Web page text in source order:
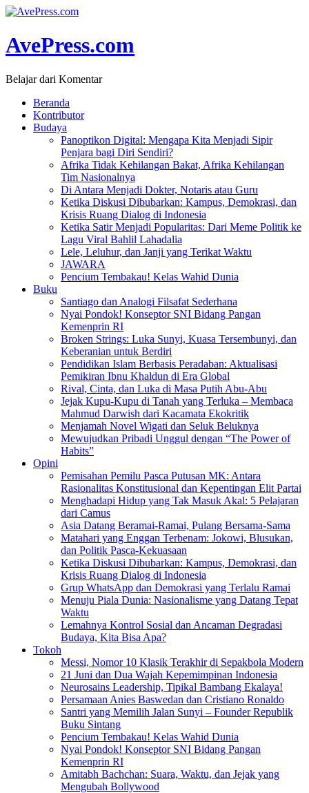
AvePress.com
Belajar dari Komentar
Beranda
Kontributor
Budaya
Panoptikon Digital: Mengapa Kita Menjadi Sipir
Penjara bagi Diri Sendiri?
Afrika Tidak Kehilangan Bakat, Afrika Kehilangan
Tim Nasionalnya
Di Antara Menjadi Dokter, Notaris atau Guru
Ketika Diskusi Dibubarkan: Kampus, Demokrasi, dan
Krisis Ruang Dialog di Indonesia
Ketika Satir Menjadi Popularitas: Dari Meme Politik ke
Lagu Viral Bahlil Lahadalia
Lele, Leluhur, dan Janji yang Terikat Waktu
JAWARA
Pencium Tembakau! Kelas Wahid Dunia
Buku
Santiago dan Analogi Filsafat Sederhana
Nyai Pondok! Konseptor SNI Bidang Pangan
Kemenprin RI
Broken Strings: Luka Sunyi, Kuasa Tersembunyi, dan
Keberanian untuk Berdiri
Pendidikan Islam Berbasis Peradaban: Aktualisasi
Pemikiran Ibnu Khaldun di Era Global
Rival, Cinta, dan Luka di Masa Putih Abu-Abu
Jejak Kupu-Kupu di Tanah yang Terluka – Membaca
Mahmud Darwish dari Kacamata Ekokritik
Menjamah Novel Wigati dan Seluk Beluknya
Mewujudkan Pribadi Unggul dengan “The Power of
Habits”
Opini
Pemisahan Pemilu Pasca Putusan MK: Antara
Rasionalitas Konstitusional dan Kepentingan Elit Partai
Menghadapi Hidup yang Tak Masuk Akal: 5 Pelajaran
dari Camus
Asia Datang Beramai-Ramai, Pulang Bersama-Sama
Matahari yang Enggan Terbenam: Jokowi, Blusukan,
dan Politik Pasca-Kekuasaan
Ketika Diskusi Dibubarkan: Kampus, Demokrasi, dan
Krisis Ruang Dialog di Indonesia
Grup WhatsApp dan Demokrasi yang Terlalu Ramai
Menuju Piala Dunia: Nasionalisme yang Datang Tepat
Waktu
Lemahnya Kontrol Sosial dan Ancaman Degradasi
Budaya, Kita Bisa Apa?
Tokoh
Messi, Nomor 10 Klasik Terakhir di Sepakbola Modern
21 Juni dan Dua Wajah Kepemimpinan Indonesia
Neurosains Leadership, Tipikal Bambang Ekalaya!
Persamaan Anies Baswedan dan Cristiano Ronaldo
Santri yang Memilih Jalan Sunyi – Founder Republik
Buku Sintang
Pencium Tembakau! Kelas Wahid Dunia
Nyai Pondok! Konseptor SNI Bidang Pangan
Kemenprin RI
Amitabh Bachchan: Suara, Waktu, dan Jejak yang
Mengubah Bollywood